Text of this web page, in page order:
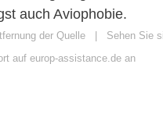
auch Aviophobie.
der Quelle | Sehen Sie
auf europ-assistance.de an